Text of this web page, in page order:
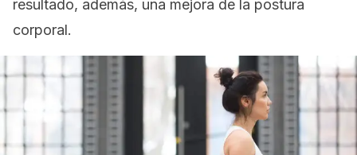
resultado, además, una mejora de la postura
corporal.